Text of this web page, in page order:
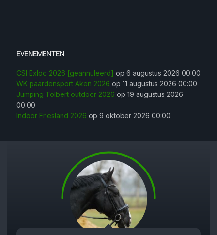
EVENEMENTEN
CSI Exloo 2026 [geannuleerd] op 6 augustus 2026 00:00
WK paardensport Aken 2026 op 11 augustus 2026 00:00
Jumping Tolbert outdoor 2026 op 19 augustus 2026
00:00
Indoor Friesland 2026 op 9 oktober 2026 00:00